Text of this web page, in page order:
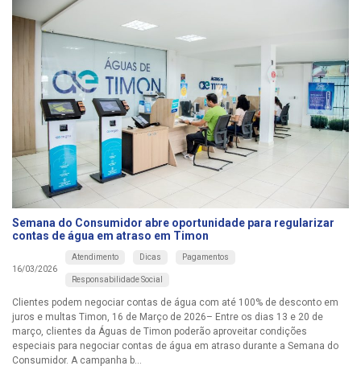
Semana do Consumidor abre oportunidade para regularizar
contas de água em atraso em Timon
16/03/2026
Atendimento Dicas Pagamentos
Responsabilidade Social
Clientes podem negociar contas de água com até 100% de desconto em
juros e multas Timon, 16 de Março de 2026– Entre os dias 13 e 20 de
março, clientes da Águas de Timon poderão aproveitar condições
especiais para negociar contas de água em atraso durante a Semana do
Consumidor. A campanha b...